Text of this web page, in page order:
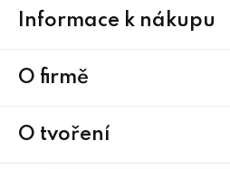
Informace k nákupu
O firmě
O tvoření